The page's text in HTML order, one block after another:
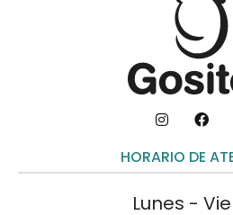
HORARIO DE
Lunes -